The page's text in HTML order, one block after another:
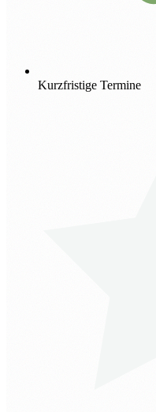
Kurzfristige Termine